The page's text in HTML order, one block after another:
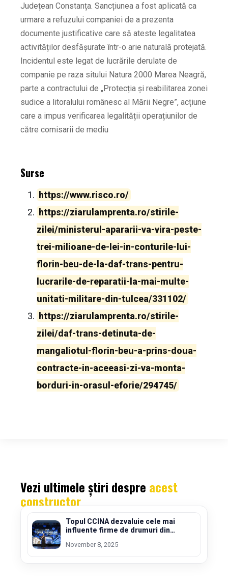
Județean Constanța. Sancțiunea a fost aplicată ca
urmare a refuzului companiei de a prezenta
documente justificative care să ateste legalitatea
activităților desfășurate într-o arie naturală protejată.
Incidentul este legat de lucrările derulate de
companie pe raza sitului Natura 2000 Marea Neagră,
parte a contractului de „Protecția și reabilitarea zonei
sudice a litoralului românesc al Mării Negre”, acțiune
care a impus verificarea legalității operațiunilor de
către comisarii de mediu
Surse
https://www.risco.ro/
https://ziarulamprenta.ro/stirile-
zilei/ministerul-apararii-va-vira-peste-
trei-milioane-de-lei-in-conturile-lui-
florin-beu-de-la-daf-trans-pentru-
lucrarile-de-reparatii-la-mai-multe-
unitati-militare-din-tulcea/331102/
https://ziarulamprenta.ro/stirile-
zilei/daf-trans-detinuta-de-
mangaliotul-florin-beu-a-prins-doua-
contracte-in-aceeasi-zi-va-monta-
borduri-in-orasul-eforie/294745/
Vezi ultimele știri despre acest
constructor
Topul CCINA dezvaluie cele mai
influente firme de drumuri din
November 8, 2025